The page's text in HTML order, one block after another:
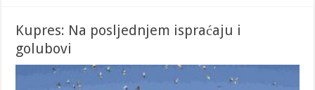
Kupres: Na posljednjem ispraćaju i
golubovi